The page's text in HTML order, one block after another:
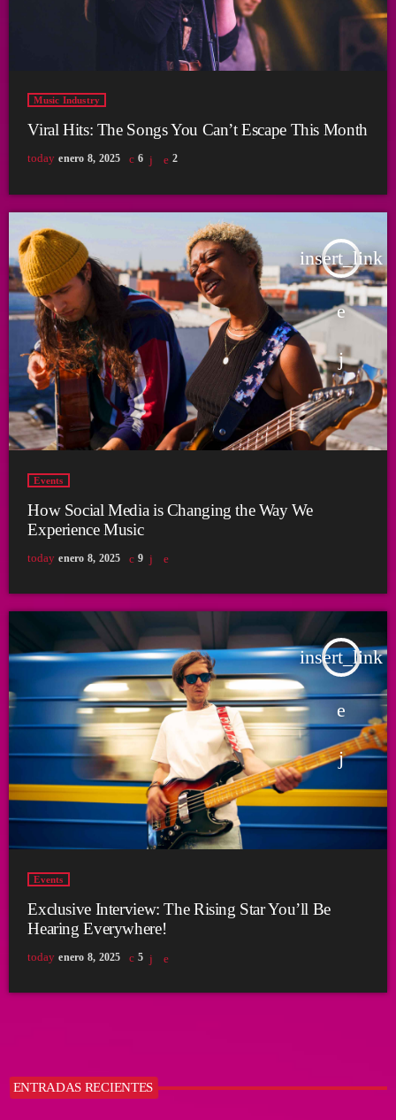
Music Industry
Viral Hits: The Songs You Can’t Escape This Month
today enero 8, 2025 6 2
insert_link
Events
How Social Media is Changing the Way We
Experience Music
today enero 8, 2025 9
insert_link
Events
Exclusive Interview: The Rising Star You’ll Be
Hearing Everywhere!
today enero 8, 2025 5
ENTRADAS RECIENTES